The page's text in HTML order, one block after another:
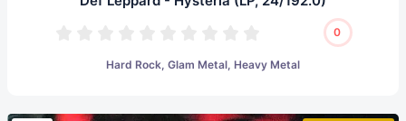
0
Hard Rock, Glam Metal, Heavy Metal